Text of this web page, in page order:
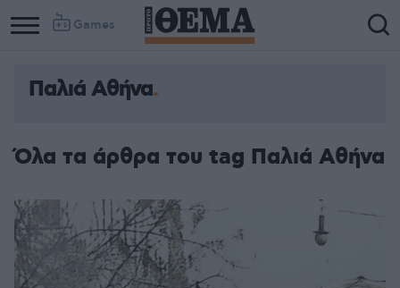
Games
Παλιά Αθήνα
Όλα τα άρθρα του tag Παλιά Αθήνα